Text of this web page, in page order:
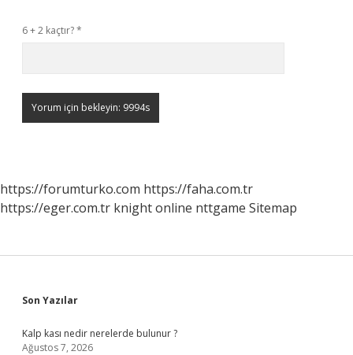
6 + 2 kaçtır?*
https://forumturko.com https://faha.com.tr
https://eger.com.tr knight online nttgame Sitemap
Sidebar
Son Yazılar
Kalp kası nedir nerelerde bulunur ?
Ağustos 7, 2026